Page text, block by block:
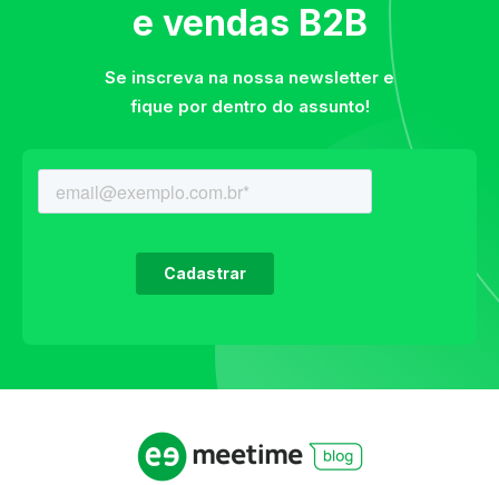
e vendas B2B
Se inscreva na nossa newsletter e
fique por dentro do assunto!